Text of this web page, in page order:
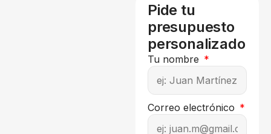
Pide tu
presupuesto
personalizado
Tu nombre
Correo electrónico